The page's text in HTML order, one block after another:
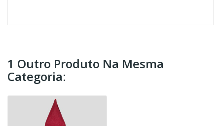
1 Outro Produto Na Mesma
Categoria: